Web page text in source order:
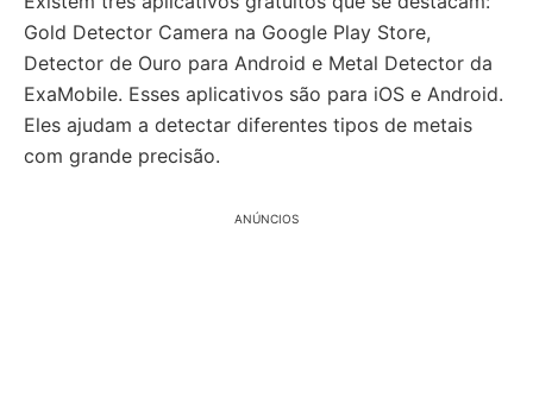
Gold Detector Camera na Google Play Store,
Detector de Ouro para Android e Metal Detector da
ExaMobile. Esses aplicativos são para iOS e Android.
Eles ajudam a detectar diferentes tipos de metais
com grande precisão.
ANÚNCIOS